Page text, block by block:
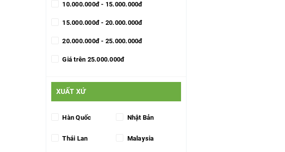
10.000.000đ - 15.000.000đ
15.000.000đ - 20.000.000đ
20.000.000đ - 25.000.000đ
Giá trên 25.000.000đ
XUẤT XỨ
Hàn Quốc Nhật Bản
Thái Lan Malaysia